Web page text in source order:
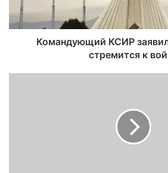
Командующий КСИР
стремится к